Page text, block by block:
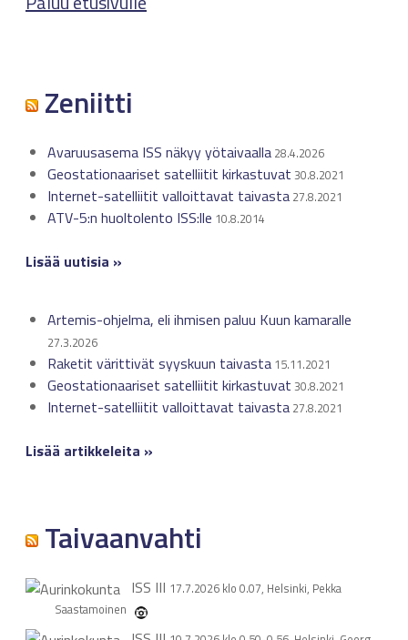
Zeniitti
Avaruusasema ISS näkyy yötaivaalla 28.4.2026
Geostationaariset satelliitit kirkastuvat 30.8.2021
Internet-satelliitit valloittavat taivasta 27.8.2021
ATV-5:n huoltolento ISS:lle 10.8.2014
Lisää uutisia »
Artemis-ohjelma, eli ihmisen paluu Kuun kamaralle
27.3.2026
Raketit värittivät syyskuun taivasta 15.11.2021
Geostationaariset satelliitit kirkastuvat 30.8.2021
Internet-satelliitit valloittavat taivasta 27.8.2021
Lisää artikkeleita »
Taivaanvahti
ISS III 17.7.2026 klo 0.07, Helsinki, Pekka
Saastamoinen